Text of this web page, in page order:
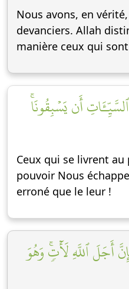
Nous avons, en
devanciers. Allah
manière ceux qui
أَن يَسۡبِقُونَاۚ
Ceux qui se livrent au
pouvoir Nous
erroné que le leur !
أَجَلَ ٱللَّهِ لَأٓتٖۚ وَهُوَ